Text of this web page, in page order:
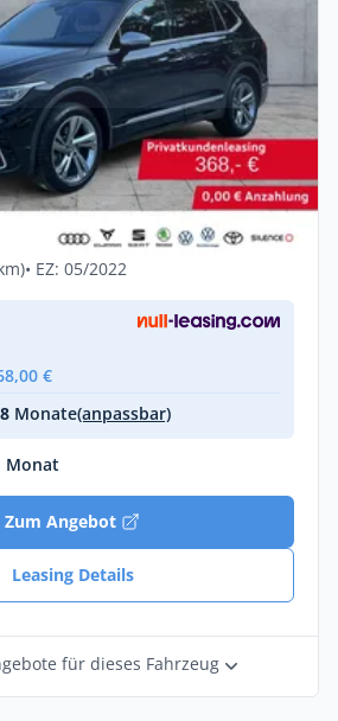
Allspace 2.0 TSI 4M R-
245 PS (180 kW)
• EZ: 05/2022
€
Monate(anpassbar)
Monat
Zum Angebot
Leasing Details
für dieses Fahrzeug